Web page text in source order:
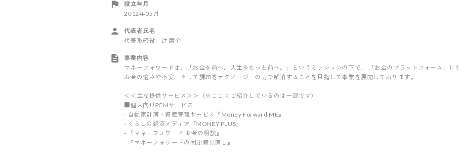
設立年月
2012年05月
代表者氏名
代表取締役 辻 庸介
事業内容
マネーフォワードは、「お金を前へ。人生をもっと前へ。」というミッションの下で、 「お金のプラットフォーム」に
お金の悩みや不安、そして課題をテクノロジーの力で解消することを目指して事業を展開しております。
＜＜主な提供サービス＞＞（※ここにご紹介しているのは一部です）
■個人向けPFMサービス
- 自動家計簿・資産管理サービス『Money Forward ME』
- くらしの経済メディア『MONEY PLUS』
- 『マネーフォワード お金の相談』
- 『マネーフォワードの固定費見直し』